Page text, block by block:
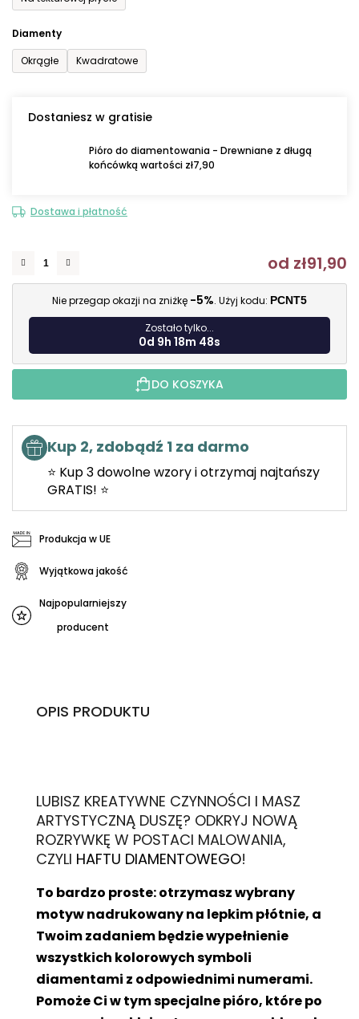
Diamenty
Okrągłe
Kwadratowe
Dostaniesz w gratisie
Pióro do diamentowania - Drewniane z długą
końcówką wartości zł7,90
Dostawa i płatność
od zł91,90
Nie przegap okazji na zniżkę -5%. Użyj kodu: PCNT5
Zostało tylko...
0d 9h 18m 46s
DO KOSZYKA
Kup 2, zdobądź 1 za darmo
⭐ Kup 3 dowolne wzory i otrzymaj najtańszy
GRATIS! ⭐
Produkcja w UE
Wyjątkowa jakość
Najpopularniejszy
producent
OPIS PRODUKTU
LUBISZ KREATYWNE CZYNNOŚCI I MASZ
ARTYSTYCZNĄ DUSZĘ? ODKRYJ NOWĄ
ROZRYWKĘ W POSTACI MALOWANIA,
CZYLI HAFTU DIAMENTOWEGO!
To bardzo proste: otrzymasz wybrany
motyw nadrukowany na lepkim płótnie, a
Twoim zadaniem będzie wypełnienie
wszystkich kolorowych symboli
diamentami z odpowiednimi numerami.
Pomoże Ci w tym specjalne pióro, które po